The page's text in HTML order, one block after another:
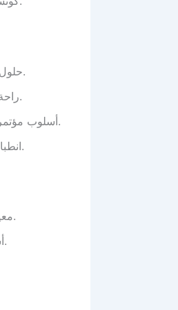
: Workspace solutions. حلول مساحة عمل.
: Ergonomic comfort. راحة مريحة.
: Conference style. أسلوب مؤتمرات.
: First impression. انطباع أول.
: Outdoor living. معيشة خارجية.
: Balcony style. أسلوب شرفة.